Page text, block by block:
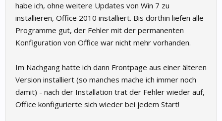
habe ich, ohne weitere Updates von Win 7 zu
installieren, Office 2010 installiert. Bis dorthin liefen alle
Programme gut, der Fehler mit der permanenten
Konfiguration von Office war nicht mehr vorhanden.
Im Nachgang hatte ich dann Frontpage aus einer älteren
Version installiert (so manches mache ich immer noch
damit) - nach der Installation trat der Fehler wieder auf,
Office konfigurierte sich wieder bei jedem Start!